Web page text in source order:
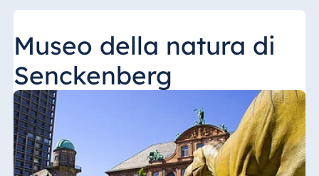
Museo della natura di
Senckenberg